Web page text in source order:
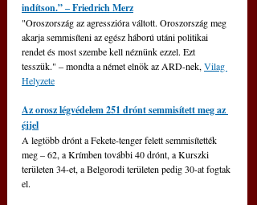
indítson.” ‒ Friedrich Merz
"Oroszország az agresszióra váltott. Oroszország meg
akarja semmisíteni az egész háború utáni politikai
rendet és most szembe kell néznünk ezzel. Ezt
tesszük." ‒ mondta a német elnök az ARD-nek, Vilag
Helyzete
Az orosz légvédelem 251 drónt semmisített meg az
éjjel
A legtöbb drónt a Fekete-tenger felett semmisítették
meg – 62, a Krímben további 40 drónt, a Kurszki
területen 34-et, a Belgorodi területen pedig 30-at fogtak
el.